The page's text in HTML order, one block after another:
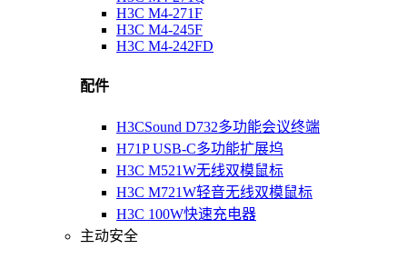
H3C M4-271F
H3C M4-245F
H3C M4-242FD
配件
H3CSound D732多功能会议终端
H71P USB-C多功能扩展坞
H3C M521W无线双模鼠标
H3C M721W轻音无线双模鼠标
H3C 100W快速充电器
主动安全